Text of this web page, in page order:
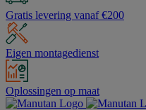
Gratis levering vanaf €200
Eigen montagedienst
Oplossingen op maat